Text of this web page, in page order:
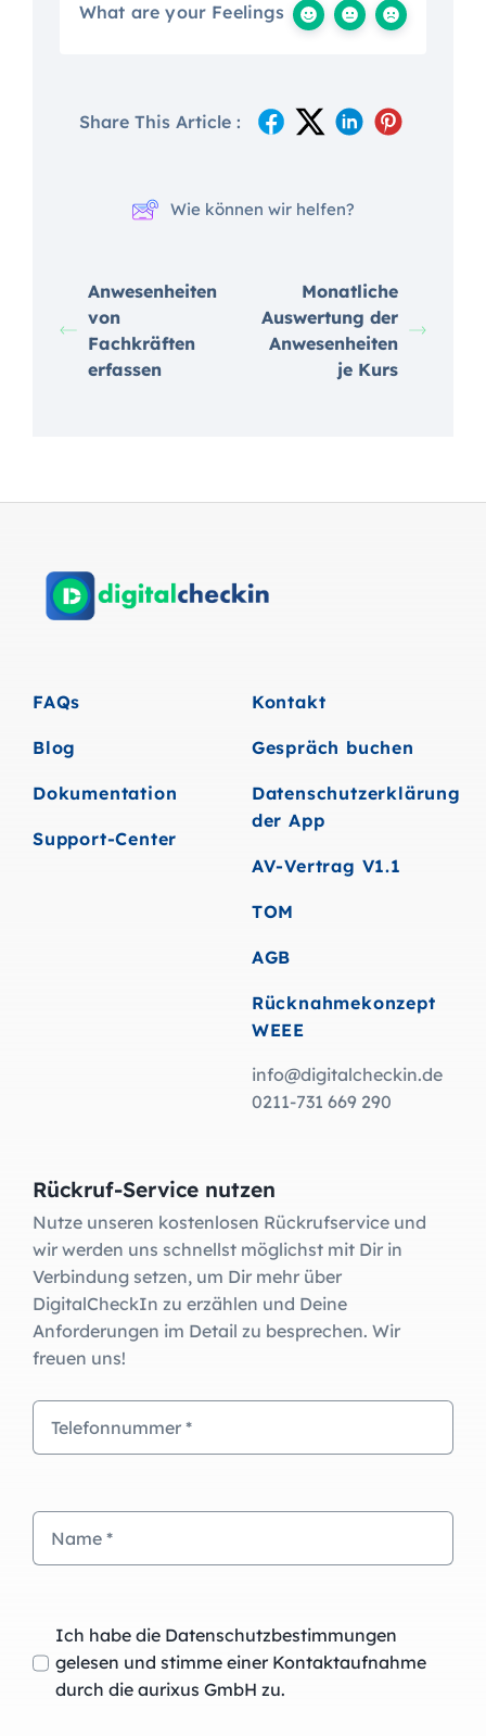
What are your Feelings
Share This Article :
Wie können wir helfen?
Anwesenheiten
von
Fachkräften
erfassen
Monatliche
Auswertung der
Anwesenheiten
je Kurs
FAQs
Blog
Dokumentation
Support-Center
Kontakt
Gespräch buchen
Datenschutzerklärung
der App
AV-Vertrag V1.1
TOM
AGB
Rücknahmekonzept
WEEE
info@digitalcheckin.de
0211-731 669 290
Rückruf-Service nutzen
Nutze unseren kostenlosen Rückrufservice und
wir werden uns schnellst möglichst mit Dir in
Verbindung setzen, um Dir mehr über
DigitalCheckIn zu erzählen und Deine
Anforderungen im Detail zu besprechen. Wir
freuen uns!
Ich habe die Datenschutzbestimmungen
gelesen und stimme einer Kontaktaufnahme
durch die aurixus GmbH zu.